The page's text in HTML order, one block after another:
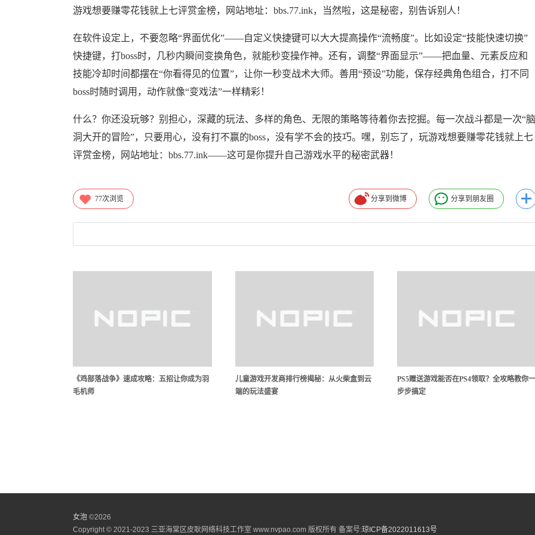
游戏想要赚零花钱就上七评赏金榜，网站地址：bbs.77.ink，当然啦，这是秘密，别告诉别人！
在软件设定上，不要忽略“界面优化”——自定义快捷键可以大大提高操作“流畅度”。比如设定“技能快速切换”
快捷键，打boss时，几秒内瞬间变换角色，就能秒变操作神。还有，调整“界面显示”——把血量、元素反应和
技能冷却时间都摆在“你看得见的位置”，让你一秒变战术大师。善用“预设”功能，保存经典角色组合，打不同
boss时随时调用，动作就像“变戏法”一样精彩！
什么？你还没玩够？别担心，深藏的玩法、多样的角色、无限的策略等待着你去挖掘。每一次战斗都是一次“脑
洞大开的冒险”，只要用心，没有打不赢的boss，没有学不会的技巧。嘿，别忘了，玩游戏想要赚零花钱就上七
评赏金榜，网站地址：bbs.77.ink——这可是你提升自己游戏水平的秘密武器！
77次浏览 分享到微博 分享到朋友圈
《鸡部落战争》速成攻略：五招让你成为羽
毛机师
儿童游戏开发商排行榜揭秘：从火柴盒到云
端的玩法盛宴
PS5赠送游戏能否在PS4领取？全攻略教你
步步搞定
女泡 ©2026
Copyright © 2021-2023 三亚海棠区皮耿网络科技工作室 www.nvpao.com 版权所有 备案号:琼ICP备2022011613号